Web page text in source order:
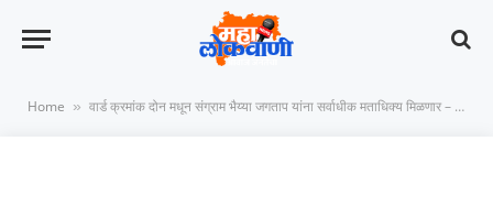
Home » वार्ड क्रमांक दोन मधून संग्राम भैय्या जगताप यांना सर्वाधीक मताधिक्य मिळणार – नगरसेवक सुनील त्र्यंबके